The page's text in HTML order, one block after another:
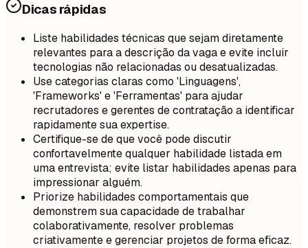
Dicas rápidas
Liste habilidades técnicas que sejam diretamente
relevantes para a descrição da vaga e evite incluir
tecnologias não relacionadas ou desatualizadas.
Use categorias claras como 'Linguagens',
'Frameworks' e 'Ferramentas' para ajudar
recrutadores e gerentes de contratação a identificar
rapidamente sua expertise.
Certifique-se de que você pode discutir
confortavelmente qualquer habilidade listada em
uma entrevista; evite listar habilidades apenas para
impressionar alguém.
Priorize habilidades comportamentais que
demonstrem sua capacidade de trabalhar
colaborativamente, resolver problemas
criativamente e gerenciar projetos de forma eficaz.